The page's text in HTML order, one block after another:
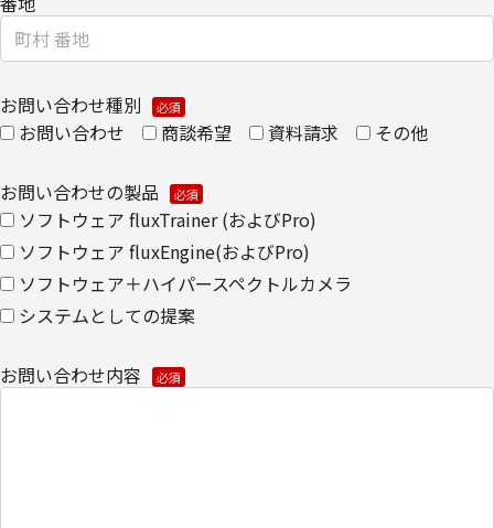
続きの詳細については、以下をご参照ください。
【安全対策に関して】
SSL（Secure Sockets Layer）による個人情報の暗号化またはこれ
に準ずるセキュリティ技術を施し、安全性の確保に努めます。
【個人情報保護管理者】
キヤノンITソリューションズ株式会社
【お問い合わせ先】
お問い合わせ種別
お問い合わせ
商談希望 資料請求 その他
お問い合わせの製品
ソフトウェア fluxTrainer (およびPro)
ソフトウェア fluxEngine(およびPro)
ソフトウェア＋ハイパースペクトルカメラ
システムとしての提案
お問い合わせ内容